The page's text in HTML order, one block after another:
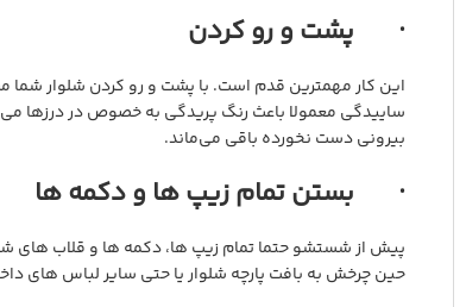
· پشت و رو کردن
این کار مهمترین قدم است. با پشت و رو کردن شلوار شما
ساییدگی معمولا باعث رنگ پریدگی به خصوص در درزها
بیرونی دست نخورده باقی می‌ماند.
· بستن تمام زیپ ها و دکمه ها
پیش از شستشو حتما تمام زیپ ها، دکمه ها و قلاب های
حین چرخش به بافت پارچه شلوار یا حتی سایر لباس های